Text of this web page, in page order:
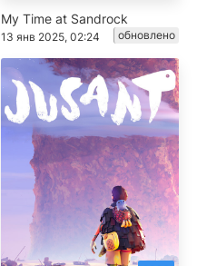
My Time at Sandrock
13 янв 2025, 02:24 обновлено